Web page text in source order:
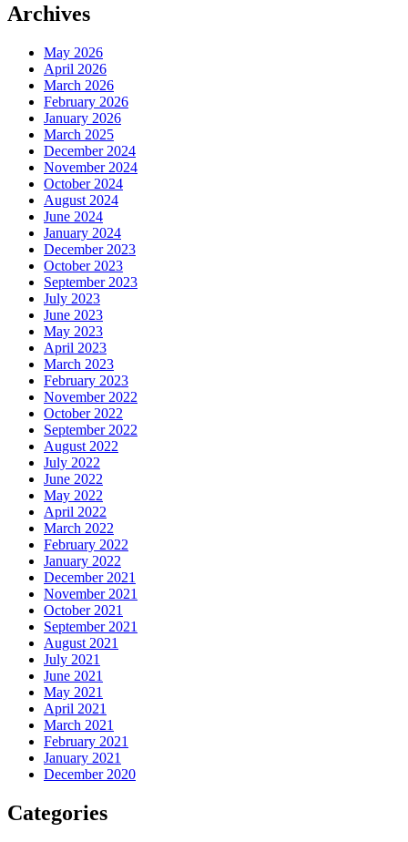
Archives
May 2026
April 2026
March 2026
February 2026
January 2026
March 2025
December 2024
November 2024
October 2024
August 2024
June 2024
January 2024
December 2023
October 2023
September 2023
July 2023
June 2023
May 2023
April 2023
March 2023
February 2023
November 2022
October 2022
September 2022
August 2022
July 2022
June 2022
May 2022
April 2022
March 2022
February 2022
January 2022
December 2021
November 2021
October 2021
September 2021
August 2021
July 2021
June 2021
May 2021
April 2021
March 2021
February 2021
January 2021
December 2020
Categories